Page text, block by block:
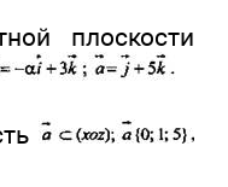
плоскости